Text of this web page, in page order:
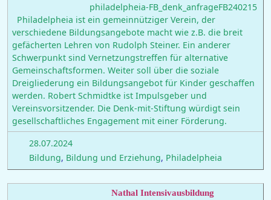
philadelpheia-FB_denk_anfrageFB240215
Philadelpheia ist ein gemeinnütziger Verein, der
verschiedene Bildungsangebote macht wie z.B. die breit
gefächerten Lehren von Rudolph Steiner. Ein anderer
Schwerpunkt sind Vernetzungstreffen für alternative
Gemeinschaftsformen. Weiter soll über die soziale
Dreigliederung ein Bildungsangebot für Kinder geschaffen
werden. Robert Schmidtke ist Impulsgeber und
Vereinsvorsitzender. Die Denk-mit-Stiftung würdigt sein
gesellschaftliches Engagement mit einer Förderung.
28.07.2024
Bildung, Bildung und Erziehung, Philadelpheia
Nathal Intensivausbildung